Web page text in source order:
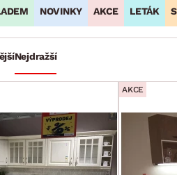
NOVINKY AKCE LETÁK
Nejdražší
AKCE